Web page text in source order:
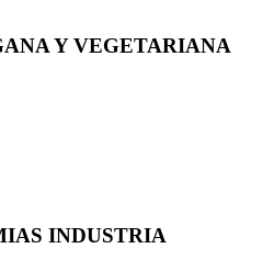
Y VEGETARIANA
INDUSTRIA